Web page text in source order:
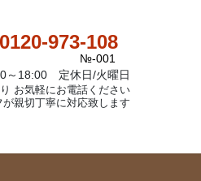
0120-973-108
№-001
～18:00 定休日/火曜日
お気軽にお電話ください
親切丁寧に対応致します